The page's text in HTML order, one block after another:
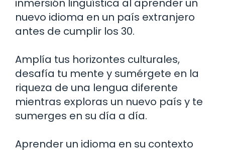
inmersión lingüística al aprender un
nuevo idioma en un país extranjero
antes de cumplir los 30.
Amplía tus horizontes culturales,
desafía tu mente y sumérgete en la
riqueza de una lengua diferente
mientras exploras un nuevo país y te
sumerges en su día a día.
Aprender un idioma en su contexto